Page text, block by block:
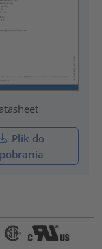
Plik do
pobrania